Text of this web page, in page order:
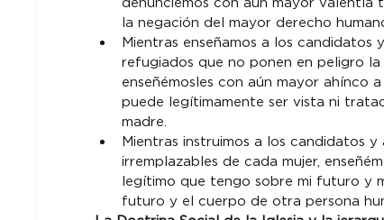
la negación del mayor derecho
Mientras enseñamos a los candidatos
refugiados que no ponen en peligro
enseñémosles con aún mayor ahínco
puede legítimamente ser vista ni
madre.
Mientras instruimos a los candidatos
irremplazables de cada mujer,
legítimo que tengo sobre mi futuro y
futuro y el cuerpo de otra persona